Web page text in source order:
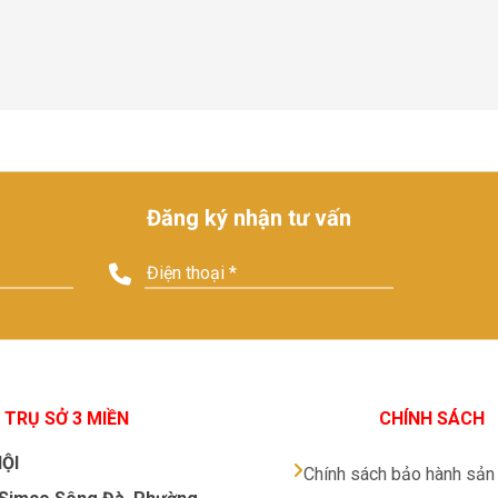
Đăng ký nhận tư vấn
TRỤ SỞ 3 MIỀN CHÍNH SÁCH
Chính sách bảo hành